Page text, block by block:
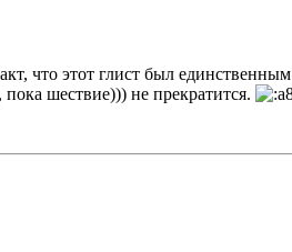
что этот глист был
пока шествие))) не прекратится.